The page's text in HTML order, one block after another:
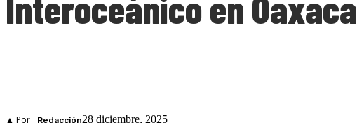
▲ Por Redacción28 diciembre, 2025